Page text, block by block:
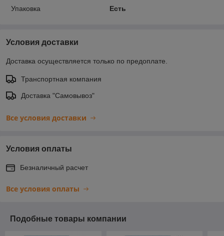
Упаковка Есть
Условия доставки
Доставка осуществляется только по предоплате.
Транспортная компания
Доставка "Самовывоз"
Все условия доставки
Условия оплаты
Безналичный расчет
Все условия оплаты
Подобные товары компании